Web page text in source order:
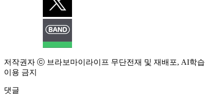
저작권자 ⓒ 브라보마이라이프 무단전재 및 재배포, AI학습
이용 금지
댓글